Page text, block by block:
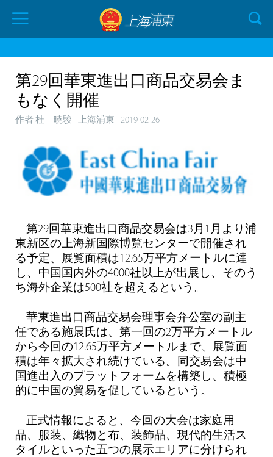
第29回華東進出口商品交易会ま
もなく開催
作者 杜 暁駿 上海浦東 2019-02-26
第29回華東進出口商品交易会は3月1月より浦
東新区の上海新国際博覧センターで開催され
る予定、展覧面積は12.65万平方メートルに達
し、中国国内外の4000社以上が出展し、そのう
ち海外企業は500社を超えるという。
華東進出口商品交易会理事会弁公室の副主
任である施晨氏は、第一回の2万平方メートル
から今回の12.65万平方メートルまで、展覧面
積は年々拡大され続けている。同交易会は中
国進出入のプラットフォームを構築し、積極
的に中国の貿易を促しているという。
正式情報によると、今回の大会は家庭用
品、服装、織物と布、装飾品、現代的生活ス
タイルといった五つの展示エリアに分けられ